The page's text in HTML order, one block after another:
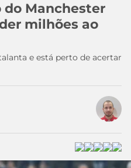
do Manchester
milhões ao
e está perto de acertar